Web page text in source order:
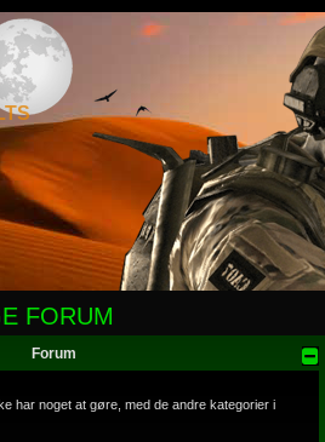
FORUM
Forum
har noget at gøre, med de andre kategorier i